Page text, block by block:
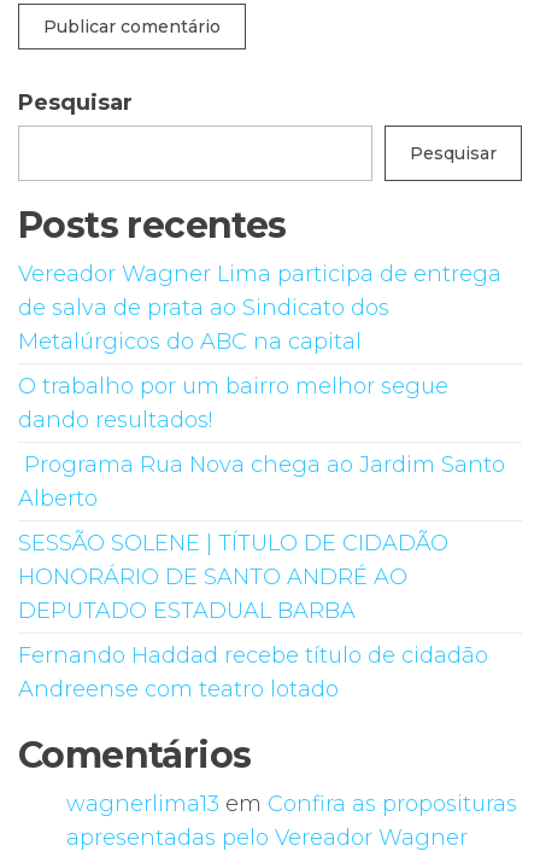
Pesquisar
Pesquisar
Posts recentes
Vereador Wagner Lima participa de entrega
de salva de prata ao Sindicato dos
Metalúrgicos do ABC na capital
O trabalho por um bairro melhor segue
dando resultados!
Programa Rua Nova chega ao Jardim Santo
Alberto
SESSÃO SOLENE | TÍTULO DE CIDADÃO
HONORÁRIO DE SANTO ANDRÉ AO
DEPUTADO ESTADUAL BARBA
Fernando Haddad recebe título de cidadão
Andreense com teatro lotado
Comentários
wagnerlima13 em Confira as proposituras
apresentadas pelo Vereador Wagner